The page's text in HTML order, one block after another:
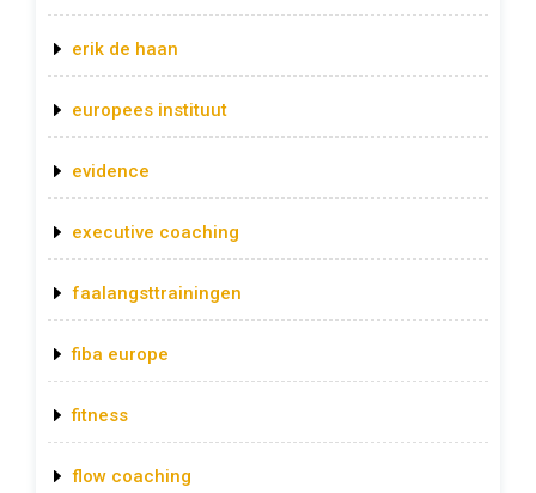
erik de haan
europees instituut
evidence
executive coaching
faalangsttrainingen
fiba europe
fitness
flow coaching